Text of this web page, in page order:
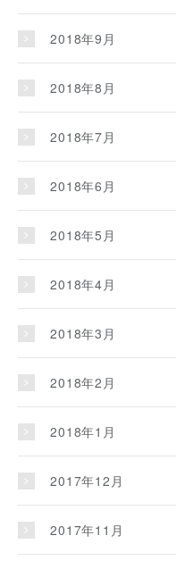
2018年9月
2018年8月
2018年7月
2018年6月
2018年5月
2018年4月
2018年3月
2018年2月
2018年1月
2017年12月
2017年11月